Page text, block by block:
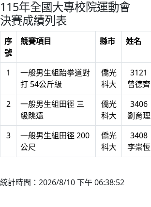
115年全國大專校院運動會
決賽成績列表
序
號
競賽項目 縣市 姓名
1
一般男生組跆拳道對
打 54公斤級
僑光
科大
3121
曾德齊
2
一般男生組田徑 三
級跳遠
僑光
科大
3406
劉育理
3
一般男生組田徑 200
公尺
僑光
科大
3408
李崇恆
統計時間：2026/8/10 下午 06:38:52